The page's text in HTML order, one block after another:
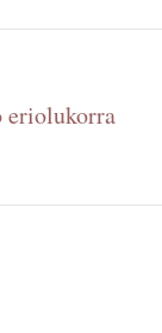
eriolukorra